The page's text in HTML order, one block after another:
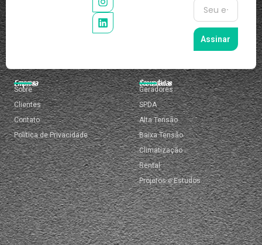
Assinar
Empresa
Sobre
Clientes
Contato
Política de Privacidade
Secundárias
Geradores
SPDA
Alta Tensão
Baixa Tensão
Climatização
Rental
Projetos e Estudos